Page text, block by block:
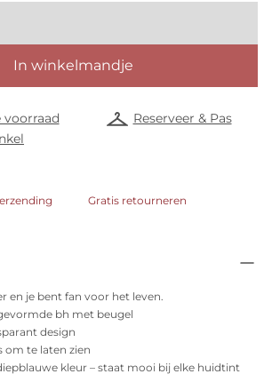
In winkelmandje
voorraad
Reserveer & Pas
Gratis retourneren
en je bent fan voor het leven.
bh met beugel
design
om te laten zien
kleur – staat mooi bij elke huidtint